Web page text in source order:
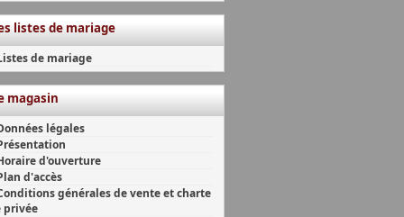
listes de mariage
de mariage
magasin
légales
d'ouverture
d'accès
générales de vente et charte
privée